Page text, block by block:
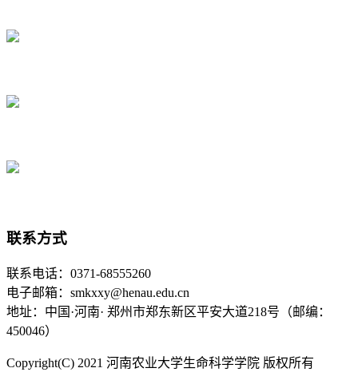
联系方式
联系电话：0371-68555260
电子邮箱：smkxxy@henau.edu.cn
地址：中国·河南· 郑州市郑东新区平安大道218号（邮编：
450046）
Copyright(C) 2021 河南农业大学生命科学学院 版权所有